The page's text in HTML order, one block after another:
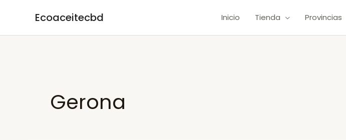
contenido
Ecoaceitecbd Inicio Tienda Provincias
Gerona